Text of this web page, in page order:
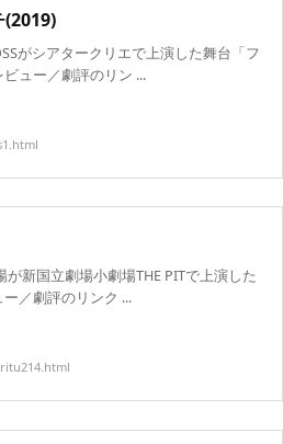
(2019)
がシアタークリエで上演した舞台「フ
ュー／劇評のリン ...
新国立劇場小劇場THE PITで上演した
／劇評のリンク ...